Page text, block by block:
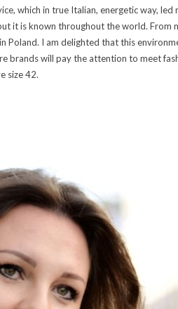
which in true Italian, energetic way,
it is known throughout the world. From
Poland. I am delighted that this
brands will pay the attention to meet
size 42.